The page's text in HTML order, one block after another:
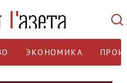
ЭКОНОМИКА